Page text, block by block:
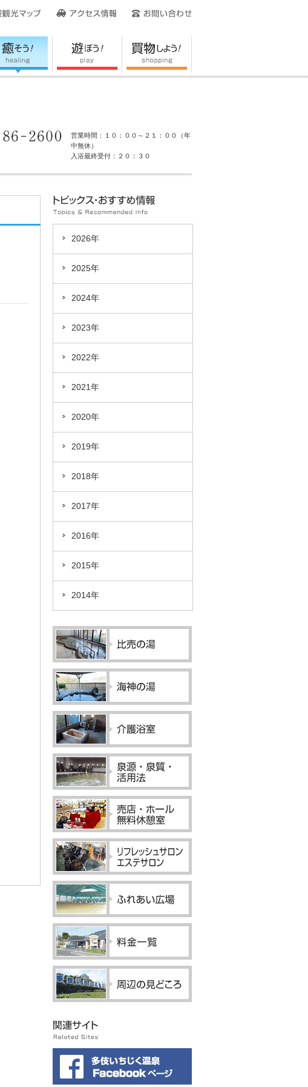
営業時間：１０：００～２１：００（年
中無休）
入浴最終受付：２０：３０
2026年
2025年
2024年
2023年
2022年
2021年
2020年
2019年
2018年
2017年
2016年
2015年
2014年